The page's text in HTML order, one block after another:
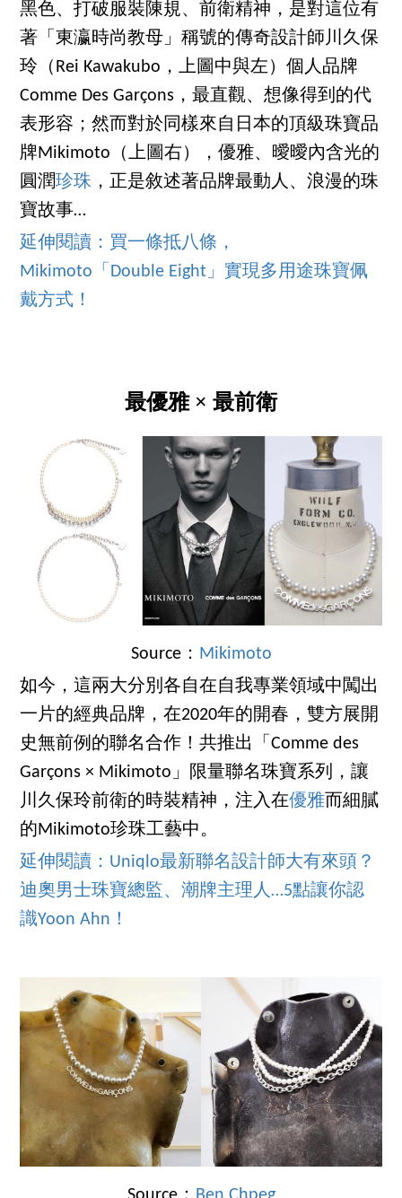
黑色、打破服裝陳規、前衛精神，是對這位有
著「東瀛時尚教母」稱號的傳奇設計師川久保
玲（Rei Kawakubo，上圖中與左）個人品牌
Comme Des Garçons，最直觀、想像得到的代
表形容；然而對於同樣來自日本的頂級珠寶品
牌Mikimoto（上圖右），優雅、曖曖內含光的
圓潤珍珠 ，正是敘述著品牌最動人、浪漫的珠
寶故事…
延伸閱讀：買一條抵八條，
Mikimoto「Double Eight」實現多用途珠寶佩
戴方式！
最優雅 × 最前衛
Source： Mikimoto
如今，這兩大分別各自在自我專業領域中闖出
一片的經典品牌，在2020年的開春，雙方展開
史無前例的聯名合作！共推出「Comme des
Garçons × Mikimoto」限量聯名珠寶系列，讓
川久保玲前衛的時裝精神，注入在優雅而細膩
的Mikimoto珍珠工藝中。
延伸閱讀：Uniqlo最新聯名設計師大有來頭？
迪奧男士珠寶總監、潮牌主理人…5點讓你認
識Yoon Ahn！